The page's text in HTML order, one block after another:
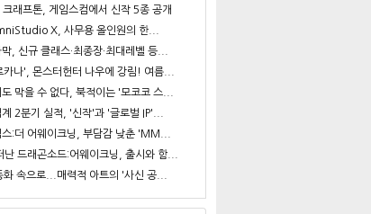
크래프톤, 게임스컴에서 신작 5종 공개
X, 사무용 올인원의 한...
, 신규 클래스·최종장·최대레벨 등...
카나', 몬스터헌터 나우에 강림! 여름...
막을 수 없다, 북적이는 '모코코 스...
계 2분기 실적, '신작'과 '글로벌 IP'...
스:더 어웨이크닝, 부담감 낮춘 'MM...
난 드래곤소드:어웨이크닝, 출시와 함...
화 속으로...매력적 아트의 '사신 공...